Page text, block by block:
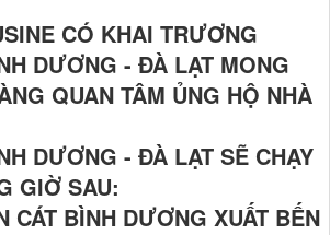
CÓ KHAI TRƯƠNG
DƯƠNG - ĐÀ LẠT MONG
QUAN TÂM ỦNG HỘ NHÀ
DƯƠNG - ĐÀ LẠT SẼ CHẠY
GIỜ SAU:
CÁT BÌNH DƯƠNG XUẤT BẾN